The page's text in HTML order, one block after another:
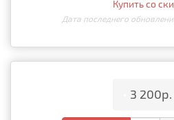
Купить со
Дата последнего
3 200р.